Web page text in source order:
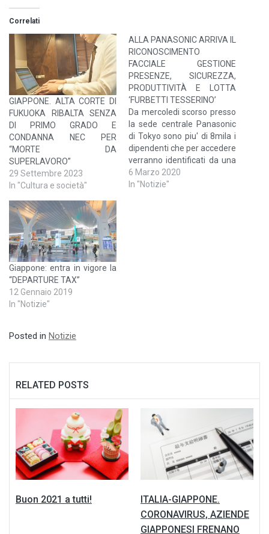
Correlati
GIAPPONE. ALTA CORTE DI
FUKUOKA RIBALTA SENZA
DI PRIMO GRADO E
CONDANNA NEC PER
“MORTE DA
SUPERLAVORO”
29 Settembre 2023
In "Cultura e società"
ALLA PANASONIC ARRIVA IL
RICONOSCIMENTO
FACCIALE GESTIONE
PRESENZE, SICUREZZA,
PRODUTTIVITÀ E LOTTA
‘FURBETTI TESSERINO’
Da mercoledi scorso presso
la sede centrale Panasonic
di Tokyo sono piu' di 8mila i
dipendenti che per accedere
verranno identificati da una
telecamera per il
riconoscimento facciale. Il
6 Marzo 2020
In "Notizie"
Giappone: entra in vigore la
“DEPARTURE TAX”
12 Gennaio 2019
In "Notizie"
Posted in Notizie
RELATED POSTS
Buon 2021 a tutti!
ITALIA-GIAPPONE.
CORONAVIRUS, AZIENDE
GIAPPONESI FRENANO